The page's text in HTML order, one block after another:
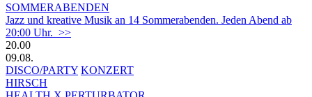
SOMMERABENDEN
Jazz und kreative Musik an 14 Sommerabenden. Jeden Abend ab
20:00 Uhr. >>
20.00
09.08.
DISCO/PARTY KONZERT
HIRSCH